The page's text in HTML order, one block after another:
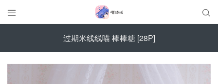
 
过期米线线喵 棒棒糖 [28P]